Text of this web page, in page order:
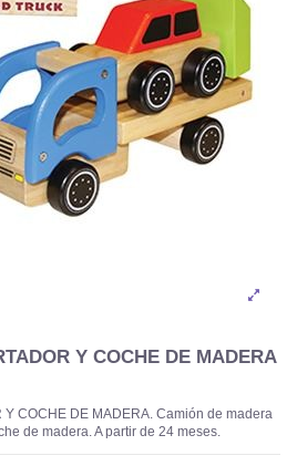
Y COCHE DE MADERA
Y COCHE DE MADERA. Camión de madera
de madera. A partir de 24 meses.